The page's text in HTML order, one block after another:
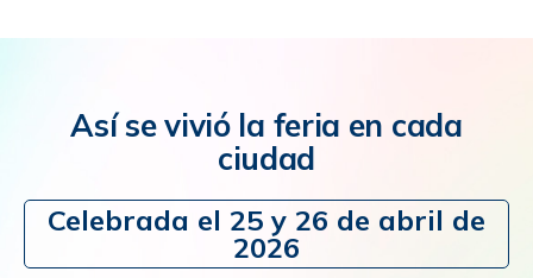
Así se vivió la feria en cada
ciudad
Celebrada el 25 y 26 de abril de
2026